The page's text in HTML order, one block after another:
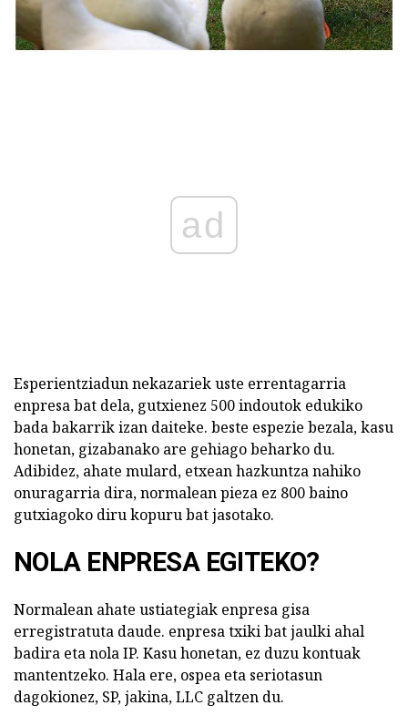
ad
Esperientziadun nekazariek uste errentagarria
enpresa bat dela, gutxienez 500 indoutok edukiko
bada bakarrik izan daiteke. beste espezie bezala, kasu
honetan, gizabanako are gehiago beharko du.
Adibidez, ahate mulard, etxean hazkuntza nahiko
onuragarria dira, normalean pieza ez 800 baino
gutxiagoko diru kopuru bat jasotako.
NOLA ENPRESA EGITEKO?
Normalean ahate ustiategiak enpresa gisa
erregistratuta daude. enpresa txiki bat jaulki ahal
badira eta nola IP. Kasu honetan, ez duzu kontuak
mantentzeko. Hala ere, ospea eta seriotasun
dagokionez, SP, jakina, LLC galtzen du.